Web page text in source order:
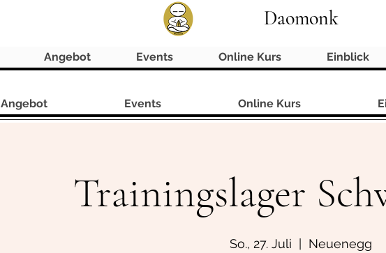
Daomonk
Angebot Events Online Kurs Einblick
Trainingslager
So., 27. Juli
  |
Neuenegg
Angebot Events Online Kurs